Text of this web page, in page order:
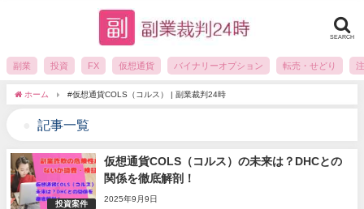
SEARCH
副業 投資 FX 仮想通貨 バイナリーオプション 転売・せどり
ホーム #仮想通貨COLS（コルス） | 副業裁判24時
記事一覧
投資案件
仮想通貨COLS（コルス）の未来は？DHCとの
関係を徹底解剖！
2025年9月9日